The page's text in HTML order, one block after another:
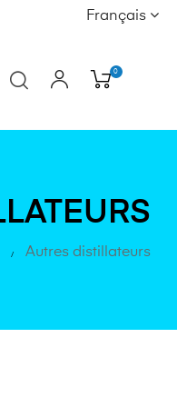
Français
0
Autres distillateurs